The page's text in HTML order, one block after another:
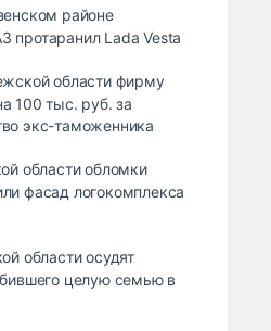
районе
протаранил Lada Vesta
области фирму
100 тыс. руб. за
экс-таможенника
области обломки
фасад логокомплекса
области осудят
целую семью в